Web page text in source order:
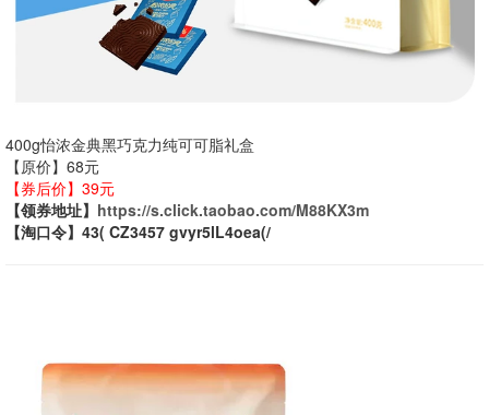
400g怡浓金典黑巧克力纯可可脂礼盒
【原价】68元
【券后价】39元
【领券地址】 https://s.click.taobao.com/M88KX3m
【淘口令】43( CZ3457 gvyr5lL4oea(/